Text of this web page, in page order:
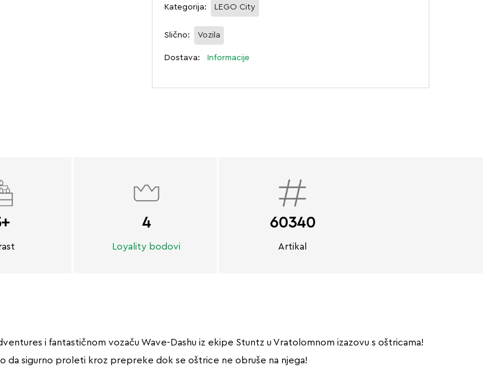
Kategorija: LEGO City
Slično: Vozila
Dostava: Informacije
4
Loyality bodovi
60340
Artikal
i fantastičnom vozaču Wave-Dashu iz ekipe Stuntz u Vratolomnom izazovu s oštricama!
da sigurno proleti kroz prepreke dok se oštrice ne obruše na njega!